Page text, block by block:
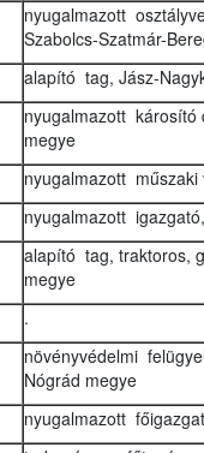
nyugalmazott
Szabolcs-Szatmár-
alapító tag, Jász-
nyugalmazott károsító
megye
nyugalmazott műszaki
nyugalmazott
alapító tag, traktoros,
megye
.
növényvédelmi
Nógrád megye
nyugalmazott